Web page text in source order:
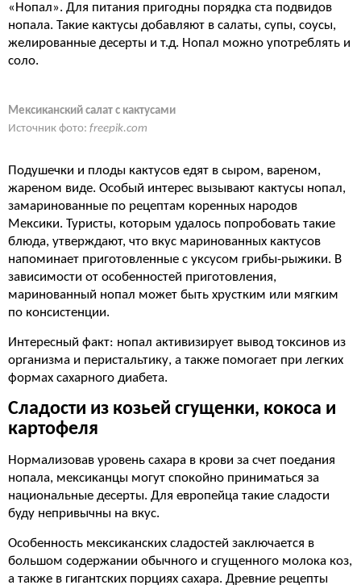
«Нопал». Для питания пригодны порядка ста подвидов
нопала. Такие кактусы добавляют в салаты, супы, соусы,
желированные десерты и т.д. Нопал можно употреблять и
соло.
Мексиканский салат с кактусами
Источник фото: freepik.com
Подушечки и плоды кактусов едят в сыром, вареном,
жареном виде. Особый интерес вызывают кактусы нопал,
замаринованные по рецептам коренных народов
Мексики. Туристы, которым удалось попробовать такие
блюда, утверждают, что вкус маринованных кактусов
напоминает приготовленные с уксусом грибы-рыжики. В
зависимости от особенностей приготовления,
маринованный нопал может быть хрустким или мягким
по консистенции.
Интересный факт: нопал активизирует вывод токсинов из
организма и перистальтику, а также помогает при легких
формах сахарного диабета.
Сладости из козьей сгущенки, кокоса и
картофеля
Нормализовав уровень сахара в крови за счет поедания
нопала, мексиканцы могут спокойно приниматься за
национальные десерты. Для европейца такие сладости
буду непривычны на вкус.
Особенность мексиканских сладостей заключается в
большом содержании обычного и сгущенного молока коз,
а также в гигантских порциях сахара. Древние рецепты